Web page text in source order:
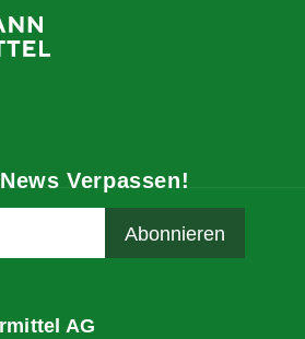
Verpassen!
AG